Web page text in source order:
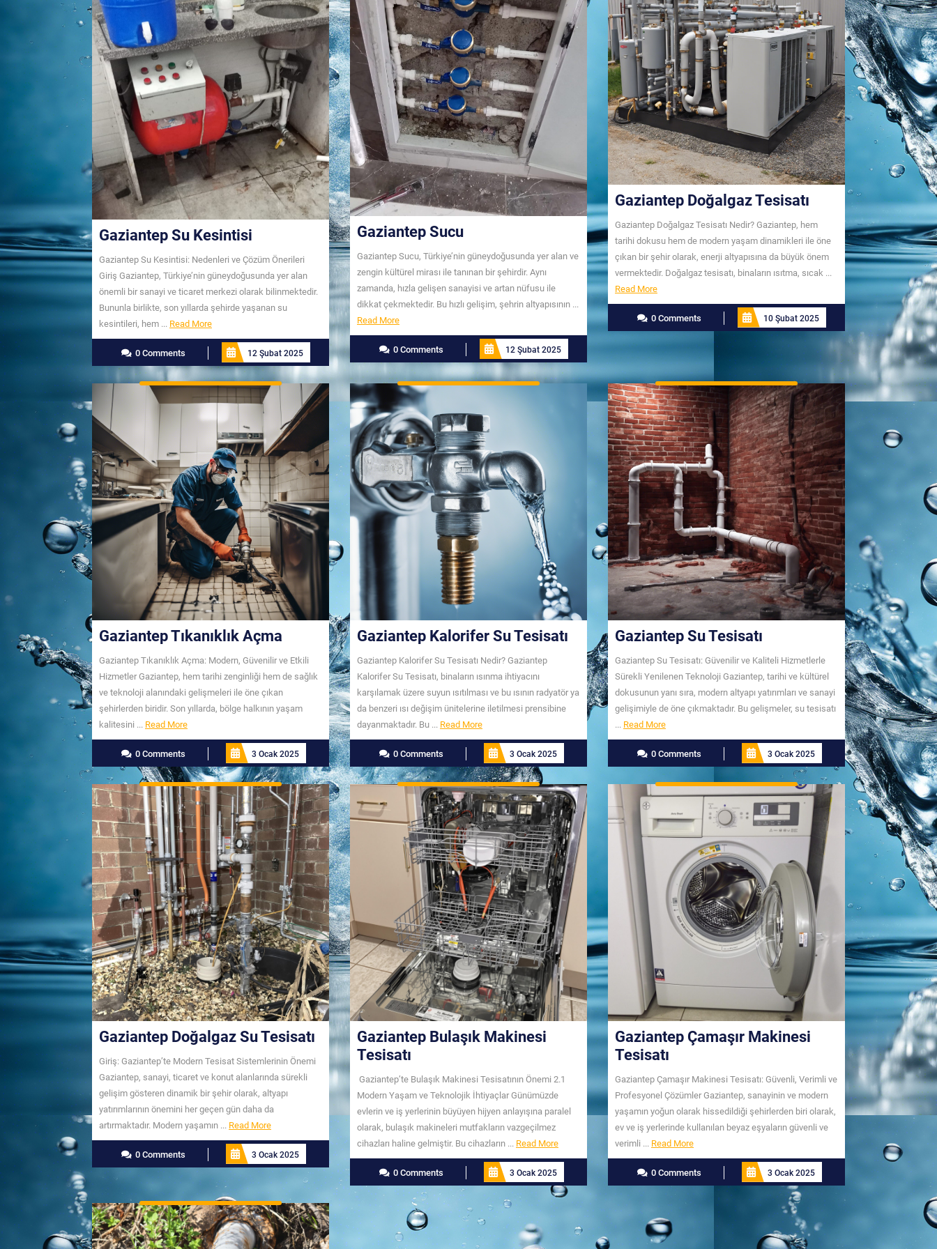
Gaziantep Su Kesintisi
Gaziantep Su Kesintisi: Nedenleri ve Çözüm Önerileri
Giriş Gaziantep, Türkiye’nin güneydoğusunda yer alan
önemli bir sanayi ve ticaret merkezi olarak bilinmektedir.
Bununla birlikte, son yıllarda şehirde yaşanan su
kesintileri, hem ... Read MoreRead
More
0 Comments
12 Şubat 2025
Gaziantep Sucu
Gaziantep Sucu, Türkiye’nin güneydoğusunda yer alan ve
zengin kültürel mirası ile tanınan bir şehirdir. Aynı
zamanda, hızla gelişen sanayisi ve artan nüfusu ile
dikkat çekmektedir. Bu hızlı gelişim, şehrin altyapısının ...
Read MoreRead
More
0 Comments
12 Şubat 2025
Gaziantep Doğalgaz Tesisatı
Gaziantep Doğalgaz Tesisatı Nedir? Gaziantep, hem
tarihi dokusu hem de modern yaşam dinamikleri ile öne
çıkan bir şehir olarak, enerji altyapısına da büyük önem
vermektedir. Doğalgaz tesisatı, binaların ısıtma, sıcak ...
Read MoreRead
More
0 Comments
10 Şubat 2025
Gaziantep Tıkanıklık Açma
Gaziantep Tıkanıklık Açma: Modern, Güvenilir ve Etkili
Hizmetler Gaziantep, hem tarihi zenginliği hem de sağlık
ve teknoloji alanındaki gelişmeleri ile öne çıkan
şehirlerden biridir. Son yıllarda, bölge halkının yaşam
kalitesini ... Read MoreRead
More
0 Comments
3 Ocak 2025
Gaziantep Kalorifer Su Tesisatı
Gaziantep Kalorifer Su Tesisatı Nedir? Gaziantep
Kalorifer Su Tesisatı, binaların ısınma ihtiyacını
karşılamak üzere suyun ısıtılması ve bu ısının radyatör ya
da benzeri ısı değişim ünitelerine iletilmesi prensibine
dayanmaktadır. Bu ... Read MoreRead
More
0 Comments
3 Ocak 2025
Gaziantep Su Tesisatı
Gaziantep Su Tesisatı: Güvenilir ve Kaliteli Hizmetlerle
Sürekli Yenilenen Teknoloji Gaziantep, tarihi ve kültürel
dokusunun yanı sıra, modern altyapı yatırımları ve sanayi
gelişimiyle de öne çıkmaktadır. Bu gelişmeler, su tesisatı
... Read MoreRead
More
0 Comments
3 Ocak 2025
Gaziantep Doğalgaz Su Tesisatı
Giriş: Gaziantep’te Modern Tesisat Sistemlerinin Önemi
Gaziantep, sanayi, ticaret ve konut alanlarında sürekli
gelişim gösteren dinamik bir şehir olarak, altyapı
yatırımlarının önemini her geçen gün daha da
artırmaktadır. Modern yaşamın ... Read MoreRead
More
0 Comments
3 Ocak 2025
Gaziantep Bulaşık Makinesi
Tesisatı
Gaziantep’te Bulaşık Makinesi Tesisatının Önemi 2.1
Modern Yaşam ve Teknolojik İhtiyaçlar Günümüzde
evlerin ve iş yerlerinin büyüyen hijyen anlayışına paralel
olarak, bulaşık makineleri mutfakların vazgeçilmez
cihazları haline gelmiştir. Bu cihazların ... Read MoreRead
More
0 Comments
3 Ocak 2025
Gaziantep Çamaşır Makinesi
Tesisatı
Gaziantep Çamaşır Makinesi Tesisatı: Güvenli, Verimli ve
Profesyonel Çözümler Gaziantep, sanayinin ve modern
yaşamın yoğun olarak hissedildiği şehirlerden biri olarak,
ev ve iş yerlerinde kullanılan beyaz eşyaların güvenli ve
verimli ... Read MoreRead
More
0 Comments
3 Ocak 2025